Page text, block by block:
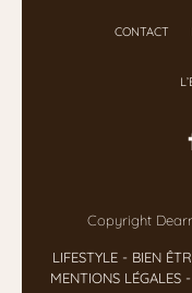
CONTACT
Copyright
LIFESTYLE - BIEN
MENTIONS LÉGALES -